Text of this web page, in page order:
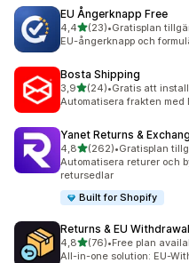
EU Ångerknapp Free
4,4av 5 stjärnor
(23)
23 recensioner totalt
•Gratisplan
EU-ångerknapp och
Bosta Shipping
3,9av 5 stjärnor
(24)
24 recensioner totalt
•Gratis att
Automatisera frakten med
Yanet Returns &
4,8av 5 stjärnor
(262)
262 recensioner totalt
•Gratisplan
Automatisera returer och
retursedlar
Built for Shopify
Returns & EU
4,8av 5 stjärnor
(76)
76 recensioner totalt
•Free plan
All-in-one solution: EU-